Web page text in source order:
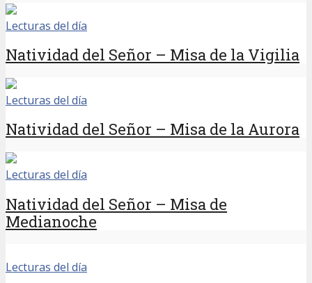
Lecturas del día
Natividad del Señor – Misa de la Vigilia
Lecturas del día
Natividad del Señor – Misa de la Aurora
Lecturas del día
Natividad del Señor – Misa de
Medianoche
Lecturas del día